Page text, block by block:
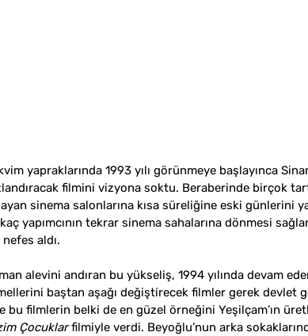
yapraklarında 1993 yılı görünmeye başlayınca
filmini vizyona soktu. Beraberinde birçok
sinema salonlarına kısa süreliğine eski günlerini
yapımcının tekrar sinema sahalarına dönmesi
aldı.
alevini andıran bu yükseliş, 1994 yılında devam
baştan aşağı değiştirecek filmler gerek devlet
bu filmlerin belki de en güzel örneğini Yeşilçam’ın
Çocuklar filmiyle verdi. Beyoğlu’nun arka